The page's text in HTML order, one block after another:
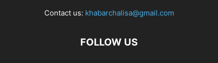
Contact us: khabarchalisa@gmail.com
FOLLOW US